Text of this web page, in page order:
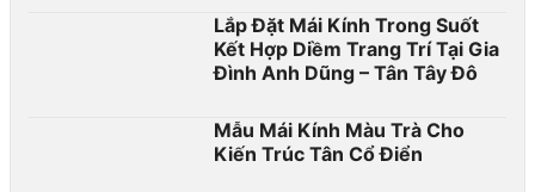
Lắp Đặt Mái Kính Trong Suốt
Kết Hợp Diềm Trang Trí Tại Gia
Đình Anh Dũng – Tân Tây Đô
Mẫu Mái Kính Màu Trà Cho
Kiến Trúc Tân Cổ Điển